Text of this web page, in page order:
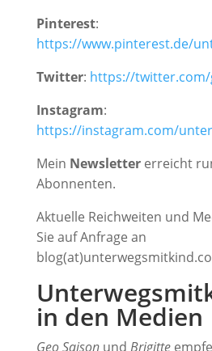
Pinterest:
https://www.pinterest.de/
Twitter: https://twitter.com/
Instagram:
https://instagram.com/
Mein Newslettererreicht
Abonnenten.
Aktuelle Reichweiten und
Sie auf Anfrage an
in den Medien
Geo Saisonund Brigitte